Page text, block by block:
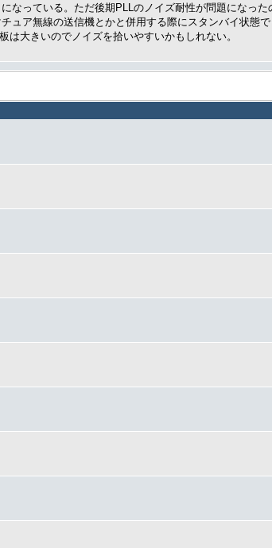
なっている。ただ後期PLLのノイズ耐性が問題になっ
ュア無線の送信機とかと併用する際にスタンバイ状態
は大きいのでノイズを拾いやすいかもしれない。